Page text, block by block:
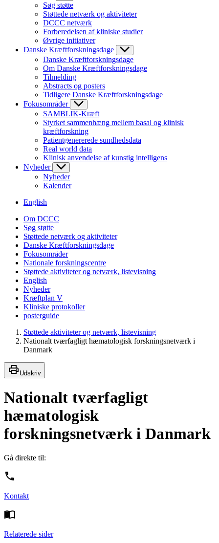
Søg støtte
Støttede netværk og aktiviteter
DCCC netværk
Forberedelsen af kliniske studier
Øvrige initiativer
Danske Kræftforskningsdage
Danske Kræftforskningsdage
Om Danske Kræftforskningsdage
Tilmelding
Abstracts og posters
Tidligere Danske Kræftforskningsdage
Fokusområder
SAMBLIK-Kræft
Styrket sammenhæng mellem basal og klinisk
kræftforskning
Patientgenererede sundhedsdata
Real world data
Klinisk anvendelse af kunstig intelligens
Nyheder
Nyheder
Kalender
English
Om DCCC
Søg støtte
Støttede netværk og aktiviteter
Danske Kræftforskningsdage
Fokusområder
Nationale forskningscentre
Støttede aktiviteter og netværk, listevisning
English
Nyheder
Kræftplan V
Kliniske protokoller
posterguide
Støttede aktiviteter og netværk, listevisning
Nationalt tværfagligt hæmatologisk forskningsnetværk i
Danmark
Udskriv
Nationalt tværfagligt
hæmatologisk
forskningsnetværk i Danmark
Gå direkte til:
Kontakt
Relaterede sider